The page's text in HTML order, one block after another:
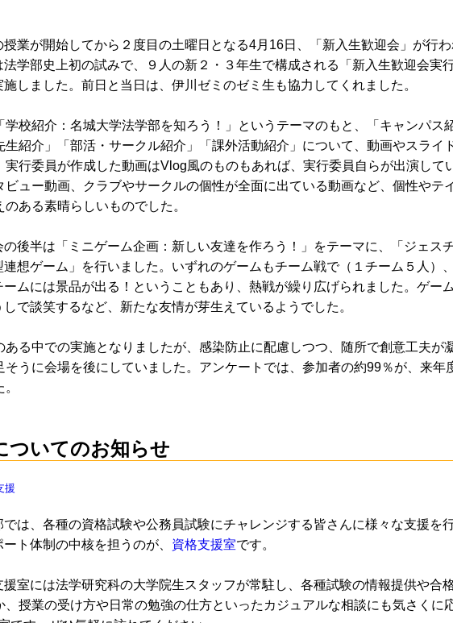
授業が開始してから２度目の土曜日となる4月16日、「新入生歓迎会」が行
法学部史上初の試みで、９人の新２・３年生で構成される「新入生歓迎会実
施しました。前日と当日は、伊川ゼミのゼミ生も協力してくれました。
学校紹介：名城大学法学部を知ろう！」というテーマのもと、「キャンパス
生紹介」「部活・サークル紹介」「課外活動紹介」について、動画やスライ
実行委員が作成した動画はVlog風のものもあれば、実行委員自らが出演して
ビュー動画、クラブやサークルの個性が全面に出ている動画など、個性やテ
のある素晴らしいものでした。
の後半は「ミニゲーム企画：新しい友達を作ろう！」をテーマに、「ジェス
連想ゲーム」を行いました。いずれのゲームもチーム戦で（１チーム５人）
ームには景品が出る！ということもあり、熱戦が繰り広げられました。ゲー
しで談笑するなど、新たな友情が芽生えているようでした。
ある中での実施となりましたが、感染防止に配慮しつつ、随所で創意工夫が
そうに会場を後にしていました。アンケートでは、参加者の約99％が、来年
ついてのお知らせ
援
では、各種の資格試験や公務員試験にチャレンジする皆さんに様々な支援を
ート体制の中核を担うのが、 資格支援室です。
援室には法学研究科の大学院生スタッフが常駐し、各種試験の情報提供や合
、授業の受け方や日常の勉強の仕方といったカジュアルな相談にも気さくに